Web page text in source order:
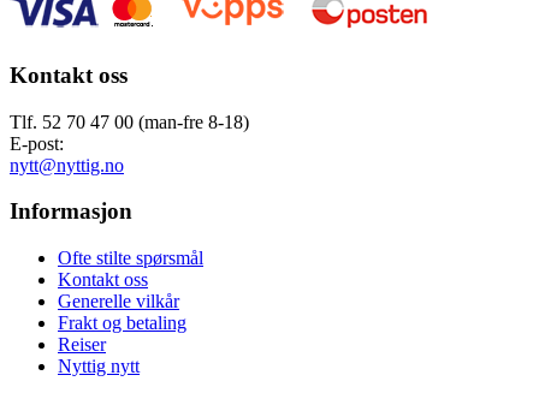
Kontakt oss
Tlf. 52 70 47 00 (man-fre 8-18)
E-post:
nytt@nyttig.no
Informasjon
Ofte stilte spørsmål
Kontakt oss
Generelle vilkår
Frakt og betaling
Reiser
Nyttig nytt